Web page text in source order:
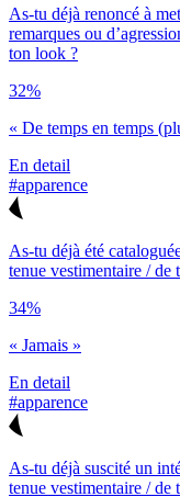
As-tu déjà renoncé à
remarques ou
ton look ?
32%
« De temps en temps
En detail
#apparence
As-tu déjà été
tenue vestimentaire / de
34%
« Jamais »
En detail
#apparence
As-tu déjà suscité un
tenue vestimentaire / de